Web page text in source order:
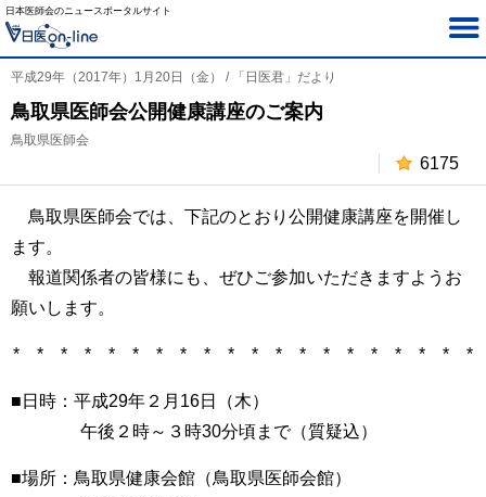
日本医師会のニュースポータルサイト
平成29年（2017年）1月20日（金） / 「日医君」だより
鳥取県医師会公開健康講座のご案内
鳥取県医師会
6175
鳥取県医師会では、下記のとおり公開健康講座を開催し
ます。
報道関係者の皆様にも、ぜひご参加いただきますようお
願いします。
* * * * * * * * * * * * * * * * * * * *
■日時：平成29年２月16日（木）
午後２時～３時30分頃まで（質疑込）
■場所：鳥取県健康会館（鳥取県医師会館）